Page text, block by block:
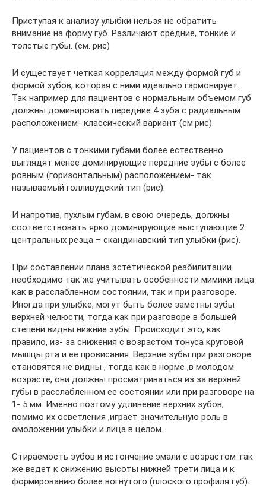
Приступая к анализу улыбки нельзя не обратить
внимание на форму губ. Различают средние, тонкие и
толстые губы. (см. рис)
И существует четкая корреляция между формой губ и
формой зубов, которая с ними идеально гармонирует.
Так например для пациентов с нормальным объемом губ
должны доминировать передние 4 зуба с радиальным
расположением- классический вариант (см.рис).
У пациентов с тонкими губами более естественно
выглядят менее доминирующие передние зубы с более
ровным (горизонтальным) расположением- так
называемый голливудский тип (рис).
И напротив, пухлым губам, в свою очередь, должны
соответствовать ярко доминирующие выступающие 2
центральных резца – скандинавский тип улыбки (рис).
При составлении плана эстетической реабилитации
необходимо так же учитывать особенности мимики лица
как в расслабленном состоянии, так и при разговоре.
Иногда при улыбке, могут быть более заметны зубы
верхней челюсти, тогда как при разговоре в большей
степени видны нижние зубы. Происходит это, как
правило, из- за снижения с возрастом тонуса круговой
мышцы рта и ее провисания. Верхние зубы при разговоре
становятся не видны , тогда как в норме ,в молодом
возрасте, они должны просматриваться из за верхней
губы в расслабленном ее состоянии или при разговоре на
1- 5 мм. Именно поэтому удлинение верхних зубов,
помимо их осветления ,играет значительную роль в
омоложении улыбки и лица в целом.
Стираемость зубов и истончение эмали с возрастом так
же ведет к снижению высоты нижней трети лица и к
формированию более вогнутого (плоского профиля губ).